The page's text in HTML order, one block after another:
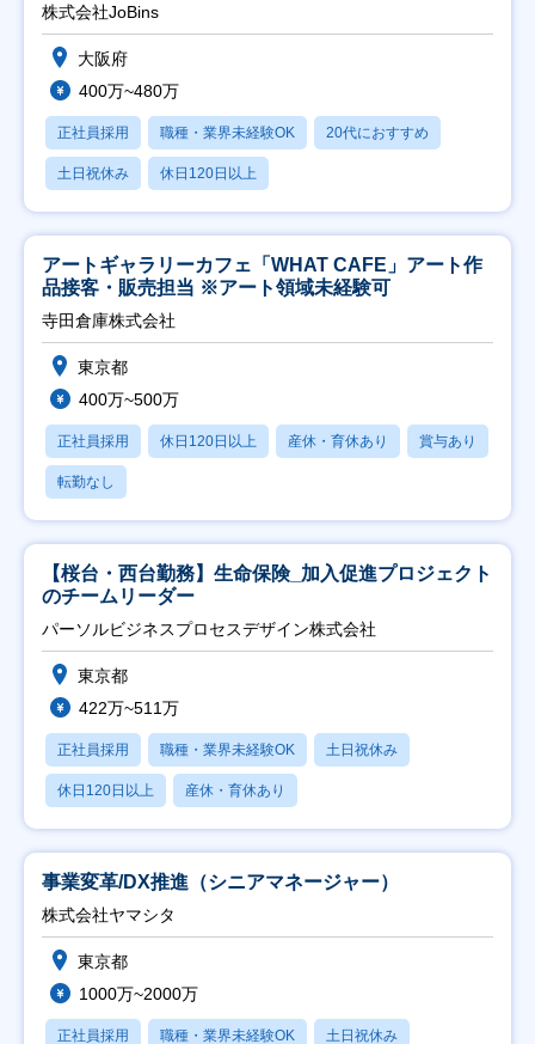
株式会社JoBins
大阪府
400万~480万
正社員採用 職種・業界未経験OK 20代におすすめ
土日祝休み 休日120日以上
アートギャラリーカフェ「WHAT CAFE」アート作
品接客・販売担当 ※アート領域未経験可
寺田倉庫株式会社
東京都
400万~500万
正社員採用 休日120日以上 産休・育休あり 賞与あり
転勤なし
【桜台・西台勤務】生命保険_加入促進プロジェクト
のチームリーダー
パーソルビジネスプロセスデザイン株式会社
東京都
422万~511万
正社員採用 職種・業界未経験OK 土日祝休み
休日120日以上 産休・育休あり
事業変革/DX推進（シニアマネージャー）
株式会社ヤマシタ
東京都
1000万~2000万
正社員採用 職種・業界未経験OK 土日祝休み